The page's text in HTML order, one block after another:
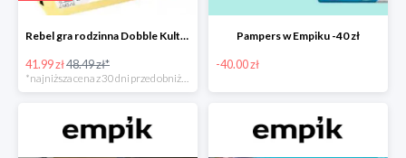
Rebel gra rodzinna Dobble Kultura w super cenie w Empiku Premium
41.99 zł48.49 zł*
Pampers w Empiku -40 zł
-40.00 zł